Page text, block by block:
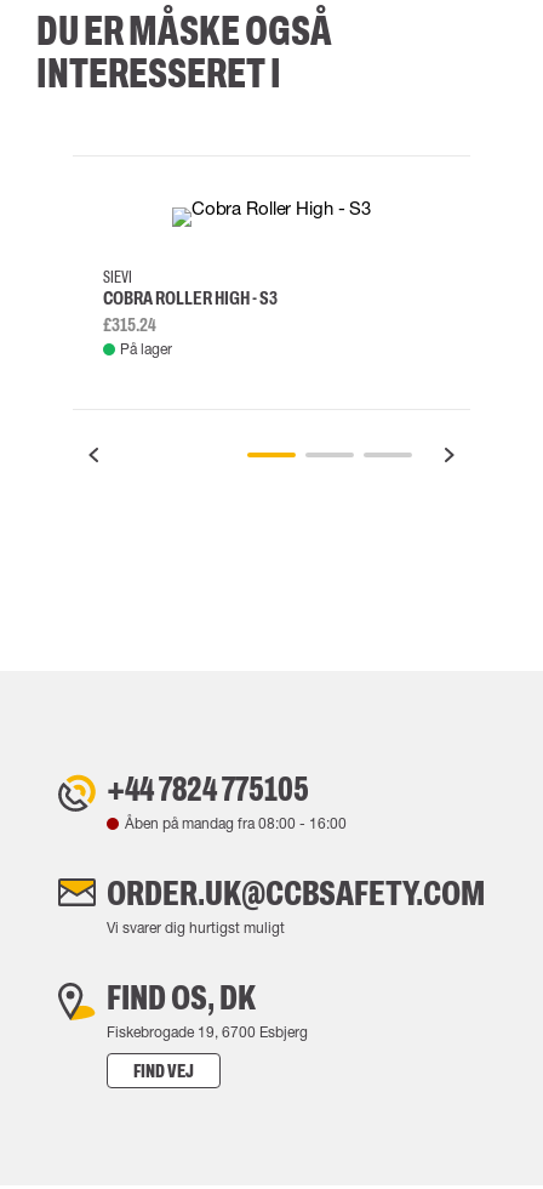
DU ER MÅSKE OGSÅ
INTERESSERET I
38
SIEVI
COBRA ROLLER HIGH - S3
£315.24
På lager
+44 7824 775105
Åben på mandag fra08:00 - 16:00
ORDER.UK@CCBSAFETY.COM
Vi svarer dig hurtigst muligt
FIND OS, DK
Fiskebrogade 19, 6700 Esbjerg
FIND VEJ